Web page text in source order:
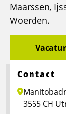
Maarssen,
Woerden.
Contact
3565 CH